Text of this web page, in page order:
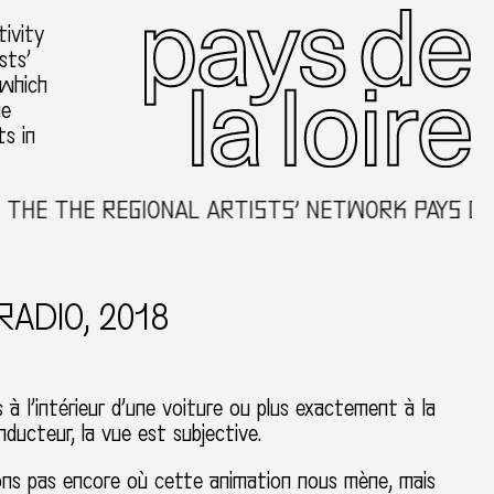
in
THE REGIONAL ARTISTS’ NETWORK PAYS
2018
à l’intérieur d’une voiture ou plus exactement à la
la vue est subjective.
pas encore où cette animation nous mène, mais